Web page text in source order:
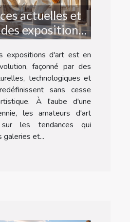
actuelles et
expositions
d'art
expositions d'art est en
façonné par des
technologiques et
sans cesse
À l'aube d'une
les amateurs d'art
sur les tendances qui
galeries et...